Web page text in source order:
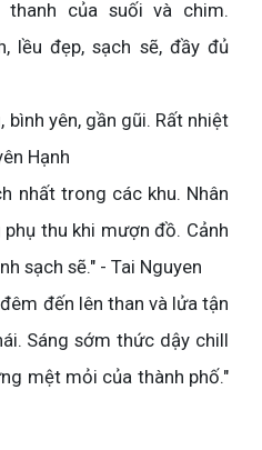
thanh của suối và chim.
lều đẹp, sạch sẽ, đầy đủ
yên, gần gũi. Rất nhiệt
Hạnh
nhất trong các khu. Nhân
thu khi mượn đồ. Cảnh
sạch sẽ." - Tai Nguyen
đến lên than và lửa tận
Sáng sớm thức dậy chill
mệt mỏi của thành phố."